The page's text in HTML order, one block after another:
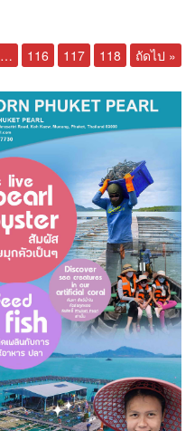
… 116 117 118 ถัดไป »